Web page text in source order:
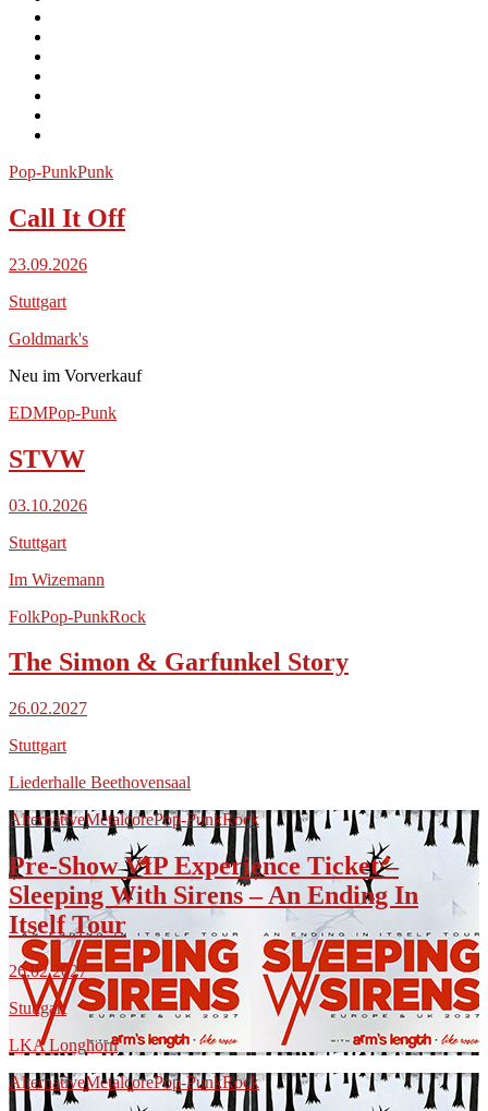
Pop-PunkPunk
Call It Off
23.09.2026
Stuttgart
Goldmark's
Neu im Vorverkauf
EDMPop-Punk
STVW
03.10.2026
Stuttgart
Im Wizemann
FolkPop-PunkRock
The Simon & Garfunkel Story
26.02.2027
Stuttgart
Liederhalle Beethovensaal
AlternativeMetalcorePop-PunkRock
Pre-Show VIP Experience Ticket –
Sleeping With Sirens – An Ending In
Itself Tour
26.02.2027
Stuttgart
LKA Longhorn
AlternativeMetalcorePop-PunkRock